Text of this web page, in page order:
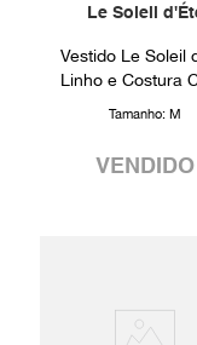
Le Soleil
Vestido Le Soleil
Linho e Costura
Tamanho: M
VENDIDO